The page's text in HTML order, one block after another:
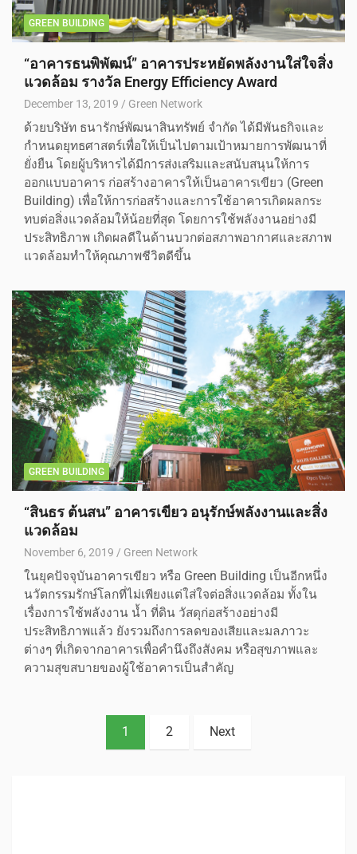
GREEN BUILDING
“อาคารธนพิพัฒน์” อาคารประหยัดพลังงานใส่ใจสิ่ง
แวดล้อม รางวัล Energy Efficiency Award
December 13, 2019 Green Network
ด้วยบริษัท ธนารักษ์พัฒนาสินทรัพย์ จำกัด ได้มีพันธกิจและ
กำหนดยุทธศาสตร์เพื่อให้เป็นไปตามเป้าหมายการพัฒนาที่
ยั่งยืน โดยผู้บริหารได้มีการส่งเสริมและสนับสนุนให้การ
ออกแบบอาคาร ก่อสร้างอาคารให้เป็นอาคารเขียว (Green
Building) เพื่อให้การก่อสร้างและการใช้อาคารเกิดผลกระ
ทบต่อสิ่งแวดล้อมให้น้อยที่สุด โดยการใช้พลังงานอย่างมี
ประสิทธิภาพ เกิดผลดีในด้านบวกต่อสภาพอากาศและสภาพ
แวดล้อมทำให้คุณภาพชีวิตดีขึ้น
GREEN BUILDING
“สินธร ต้นสน” อาคารเขียว อนุรักษ์พลังงานและสิ่ง
แวดล้อม
November 6, 2019 Green Network
ในยุคปัจจุบันอาคารเขียว หรือ Green Building เป็นอีกหนึ่ง
นวัตกรรมรักษ์โลกที่ไม่เพียงแต่ใส่ใจต่อสิ่งแวดล้อม ทั้งใน
เรื่องการใช้พลังงาน น้ำ ที่ดิน วัสดุก่อสร้างอย่างมี
ประสิทธิภาพแล้ว ยังรวมถึงการลดของเสียและมลภาวะ
ต่างๆ ที่เกิดจากอาคารเพื่อคำนึงถึงสังคม หรือสุขภาพและ
ความสุขสบายของผู้ใช้อาคารเป็นสำคัญ
1 2 Next